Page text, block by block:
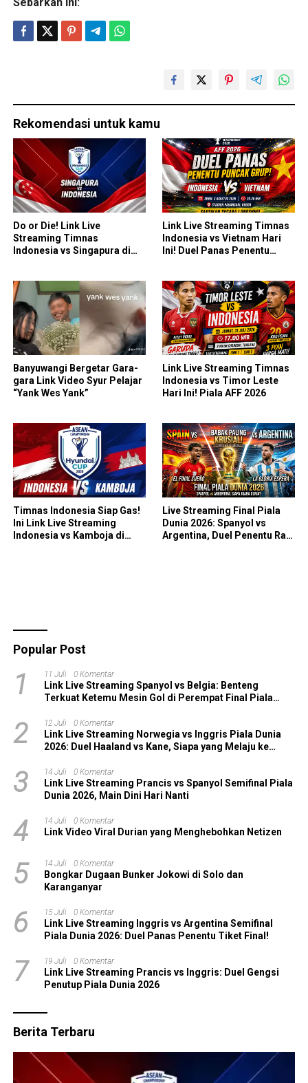
Rekomendasi untuk kamu
Do or Die! Link Live
Streaming Timnas
Indonesia vs Singapura di
Link Live Streaming Timnas
Indonesia vs Vietnam Hari
Ini! Duel Panas Penentu
Banyuwangi Bergetar Gara-
gara Link Video Syur Pelajar
“Yank Wes Yank”
Link Live Streaming Timnas
Indonesia vs Timor Leste
Hari Ini! Piala AFF 2026
Timnas Indonesia Siap Gas!
Ini Link Live Streaming
Indonesia vs Kamboja di
Live Streaming Final Piala
Dunia 2026: Spanyol vs
Argentina, Duel Penentu Raja
Popular Post
1 11 Juli 0 Komentar
Link Live Streaming Spanyol vs Belgia: Benteng
Terkuat Ketemu Mesin Gol di Perempat Final Piala
2 12 Juli 0 Komentar
Link Live Streaming Norwegia vs Inggris Piala Dunia
2026: Duel Haaland vs Kane, Siapa yang Melaju ke
3 14 Juli 0 Komentar
Link Live Streaming Prancis vs Spanyol Semifinal Piala
Dunia 2026, Main Dini Hari Nanti
4 14 Juli 0 Komentar
Link Video Viral Durian yang Menghebohkan Netizen
5 14 Juli 0 Komentar
Bongkar Dugaan Bunker Jokowi di Solo dan
Karanganyar
6 15 Juli 0 Komentar
Link Live Streaming Inggris vs Argentina Semifinal
Piala Dunia 2026: Duel Panas Penentu Tiket Final!
7 19 Juli 0 Komentar
Link Live Streaming Prancis vs Inggris: Duel Gengsi
Penutup Piala Dunia 2026
Berita Terbaru